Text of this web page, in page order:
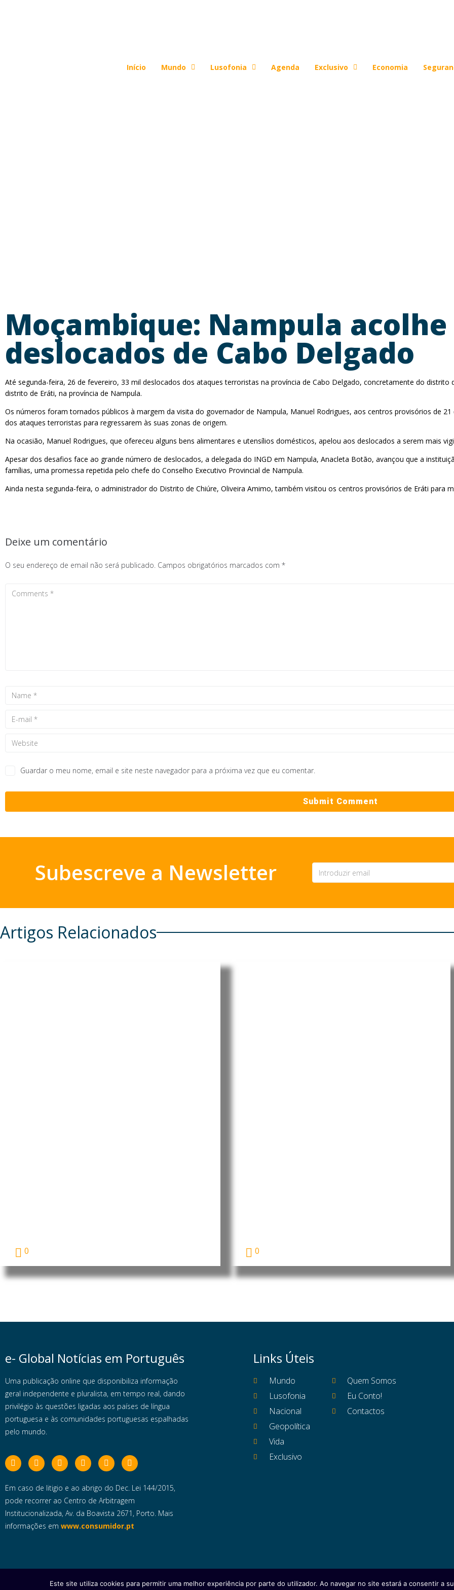
Início Mundo Lusofonia Agenda Exclusivo Economia
Moçambique: Nampula
deslocados de Cabo Delgado
Até segunda-feira, 26 de fevereiro, 33 mil deslocados dos ataques terroristas na província de Cabo Delgado, concretamente do
distrito de Eráti, na província de Nampula.
Os números foram tornados públicos à margem da visita do governador de Nampula, Manuel Rodrigues, aos centros provisórios de
dos ataques terroristas para regressarem às suas zonas de origem.
Na ocasião, Manuel Rodrigues, que ofereceu alguns bens alimentares e utensílios domésticos, apelou aos deslocados a serem mais
Apesar dos desafios face ao grande número de deslocados, a delegada do INGD em Nampula, Anacleta Botão, avançou que a
famílias, uma promessa repetida pelo chefe do Conselho Executivo Provincial de Nampula.
Ainda nesta segunda-feira, o administrador do Distrito de Chiúre, Oliveira Amimo, também visitou os centros provisórios de Eráti para
Deixe um comentário
O seu endereço de email não será publicado. Campos obrigatórios marcados com *
Guardar o meu nome, email e site neste navegador para a próxima vez que eu comentar.
Subescreve a Newsletter
Artigos Relacionados
0
0
e- Global Notícias em Português
Uma publicação online que disponibiliza informação
geral independente e pluralista, em tempo real, dando
privilégio às questões ligadas aos países de língua
portuguesa e às comunidades portuguesas espalhadas
pelo mundo.
Em caso de litigio e ao abrigo do Dec. Lei 144/2015,
pode recorrer ao Centro de Arbitragem
Institucionalizada, Av. da Boavista 2671, Porto. Mais
informações em www.consumidor.pt
Links Úteis
Mundo
Lusofonia
Nacional
Geopolítica
Vida
Exclusivo
Quem Somos
Eu Conto!
Contactos
Copyright © 2025 e- Global Notícias em Português | Todos os direitos reservados Ficha Técnica Estatuto
Este site utiliza cookies para permitir uma melhor experiência por parte do utilizador. Ao navegar no site estará a consentir a